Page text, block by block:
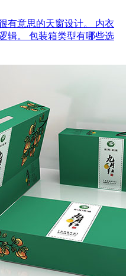
有意思的天窗设计。 内衣
辑。 包装箱类型有哪些选